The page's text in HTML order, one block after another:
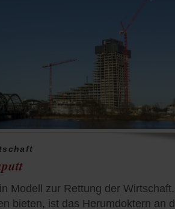
Modell zur Rettung der Wirtschaft.
bieten, ist das Herumdoktern an